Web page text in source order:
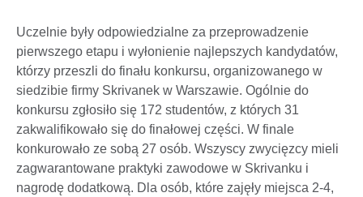
Uczelnie były odpowiedzialne za przeprowadzenie
pierwszego etapu i wyłonienie najlepszych kandydatów,
którzy przeszli do finału konkursu, organizowanego w
siedzibie firmy Skrivanek w Warszawie. Ogólnie do
konkursu zgłosiło się 172 studentów, z których 31
zakwalifikowało się do finałowej części. W finale
konkurowało ze sobą 27 osób. Wszyscy zwycięzcy mieli
zagwarantowane praktyki zawodowe w Skrivanku i
nagrodę dodatkową. Dla osób, które zajęły miejsca 2-4,